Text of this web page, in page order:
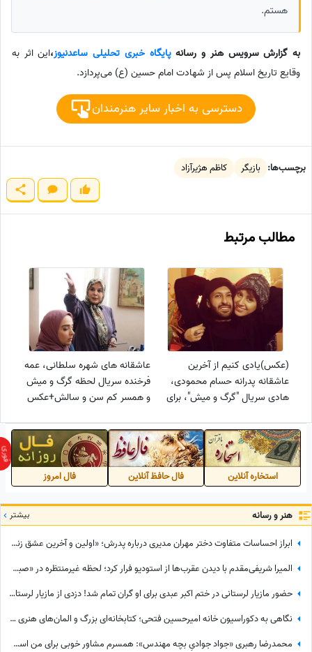
هستم.
به گزارش سرویس هنر و رسانهپایگاه خبری تحلیلی ساعدنیوز،این اثر به
وقایع تاریخ اسلام پس از شهادت امام حسین (ع) می‌پردازد.
دسترسی به اخبار سایر هنرمندان
برچسب‌ها: بازیگر کاظم هژیرآزاد
مطالب مرتبط
(عکس)یادی کنیم از آخرین
عاشقانه پدرانه حسام محمودی،
هادی سریال "گرگ و میش"، برای
دلش آتیش میگیره واقعا
عاشقانه های شهره سلطانی، عمه
فرخنده سریال لحظه گرگ و میش
و همسر کم سن و سالش+عکس
استخاره آنلاین فال حافظ آنلاین فال امروز
هنر و رسانه بیشتر
ابراز احساسات متفاوت دختر مهران مدیری درباره پدرش؛ «اولین و آخرین عشق زندگی من بابامه» + ویدئو
المیرا شریفی‌مقدم با دیدن عقرب‌ها از استودیو فرار کرد؛ لحظه غیرمنتظره در «صبحانه ایرانی» + ویدئو
حضور مازیار لرستانی در ختم اکبر عبدی برای او گران تمام شد! دزدی از مازیار لرستانی اونم تو روز روشن!
نگاهی به دکوراسیون خانه امیرحسین فتحی؛ کتابخانه‌ای بزرگ و المان‌های هنری که همه را غافلگیر کرد/ بیخود نیست بهش میگن آقازاده سینمای ایران
محمدرضا رهبری «جواد جوادیِ بچه مهندس»: همسرم مشاور خوبی برای من است، خط قرمز من خانوادمه/عروسی خواهرم دائم استرس داشتم که مبادا فیلم یا عکسی از من گرفته شود و بعدا برای من دردسر ایجاد کند!